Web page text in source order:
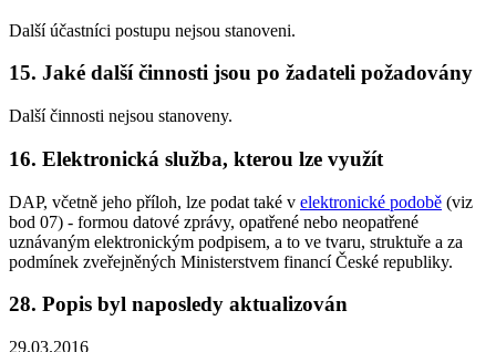
Další účastníci postupu nejsou stanoveni.
15. Jaké další činnosti jsou po žadateli požadovány
Další činnosti nejsou stanoveny.
16. Elektronická služba, kterou lze využít
DAP, včetně jeho příloh, lze podat také v elektronické podobě (viz
bod 07) - formou datové zprávy, opatřené nebo neopatřené
uznávaným elektronickým podpisem, a to ve tvaru, struktuře a za
podmínek zveřejněných Ministerstvem financí České republiky.
28. Popis byl naposledy aktualizován
29.03.2016